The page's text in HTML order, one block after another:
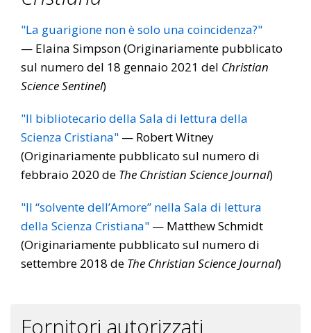
"La guarigione non è solo una coincidenza?"
— Elaina Simpson (Originariamente pubblicato
sul numero del 18 gennaio 2021 del Christian
Science Sentinel)
"Il bibliotecario della Sala di lettura della
Scienza Cristiana" — Robert Witney
(Originariamente pubblicato sul numero di
febbraio 2020 de The Christian Science Journal)
"Il “solvente dell’Amore” nella Sala di lettura
della Scienza Cristiana" — Matthew Schmidt
(Originariamente pubblicato sul numero di
settembre 2018 de The Christian Science Journal)
Fornitori autorizzati